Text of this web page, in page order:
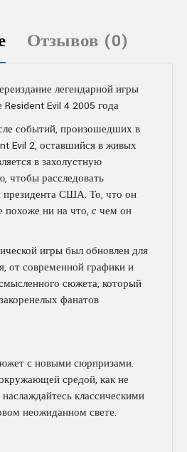
Отзывов (0)
легендарной игры
Evil 4 2005 года
событий, произошедших в
Evil 2, оставшийся в живых
в захолустную
чтобы расследовать
президента США. То, что он
похоже ни на что, с чем он
игры был обновлен для
от современной графики и
сюжета, который
фанатов
с новыми сюрпризами.
средой, как не
классическими
неожиданном свете.